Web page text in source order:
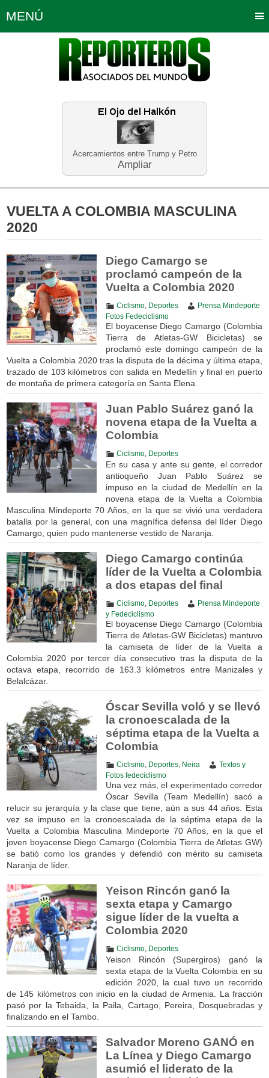
Acercamientos entre Trump y Petro
Ampliar
MENÚ
Política Opinión Bogotá
Planeta Tierra Deportes
Educación Neira
VUELTA A COLOMBIA MASCULINA
2020
Diego Camargo se
proclamó campeón de la
Vuelta a Colombia 2020
Ciclismo, Deportes
Prensa Mindeporte
Fotos Fedeciclismo
El boyacense Diego Camargo (Colombia
Tierra de Atletas-GW Bicicletas) se
proclamó este domingo campeón de la
Vuelta a Colombia 2020 tras la disputa de la décima y última etapa,
trazado de 103 kilómetros con salida en Medellín y final en puerto
de montaña de primera categoría en Santa Elena.
Juan Pablo Suárez ganó la
novena etapa de la Vuelta a
Colombia
Ciclismo, Deportes
En su casa y ante su gente, el corredor
antioqueño Juan Pablo Suárez se
impuso en la ciudad de Medellín en la
novena etapa de la Vuelta a Colombia
Masculina Mindeporte 70 Años, en la que se vivió una verdadera
batalla por la general, con una magnífica defensa del líder Diego
Camargo, quien pudo mantenerse vestido de Naranja.
Diego Camargo continúa
líder de la Vuelta a Colombia
a dos etapas del final
Ciclismo, Deportes
Prensa Mindeporte
y Fedeciclismo
El boyacense Diego Camargo (Colombia
Tierra de Atletas-GW Bicicletas) mantuvo
la camiseta de líder de la Vuelta a
Colombia 2020 por tercer día consecutivo tras la disputa de la
octava etapa, recorrido de 163.3 kilómetros entre Manizales y
Belalcázar.
Óscar Sevilla voló y se llevó
la cronoescalada de la
séptima etapa de la Vuelta a
Colombia
Ciclismo, Deportes, Neira
Textos y
Fotos fedeciclismo
Una vez más, el experimentado corredor
Óscar Sevilla (Team Medellín) sacó a
relucir su jerarquía y la clase que tiene, aún a sus 44 años. Esta
vez se impuso en la cronoescalada de la séptima etapa de la
Vuelta a Colombia Masculina Mindeporte 70 Años, en la que el
joven boyacense Diego Camargo (Colombia Tierra de Atletas GW)
se batió como los grandes y defendió con mérito su camiseta
Naranja de líder.
Yeison Rincón ganó la
sexta etapa y Camargo
sigue líder de la vuelta a
Colombia 2020
Ciclismo, Deportes
Yeison Rincón (Supergiros) ganó la
sexta etapa de la Vuelta Colombia en su
edición 2020, la cual tuvo un recorrido
de 145 kilómetros con inicio en la ciudad de Armenia. La fracción
pasó por la Tebaida, la Paila, Cartago, Pereira, Dosquebradas y
finalizando en el Tambo.
Salvador Moreno GANÓ en
La Línea y Diego Camargo
asumió el liderato de la